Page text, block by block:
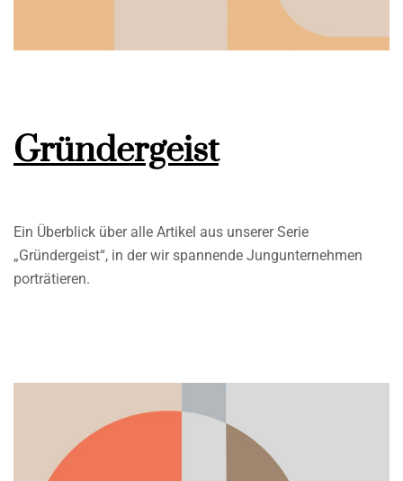
Gründergeist
Ein Überblick über alle Artikel aus unserer Serie
„Gründergeist“, in der wir spannende Jungunternehmen
porträtieren.